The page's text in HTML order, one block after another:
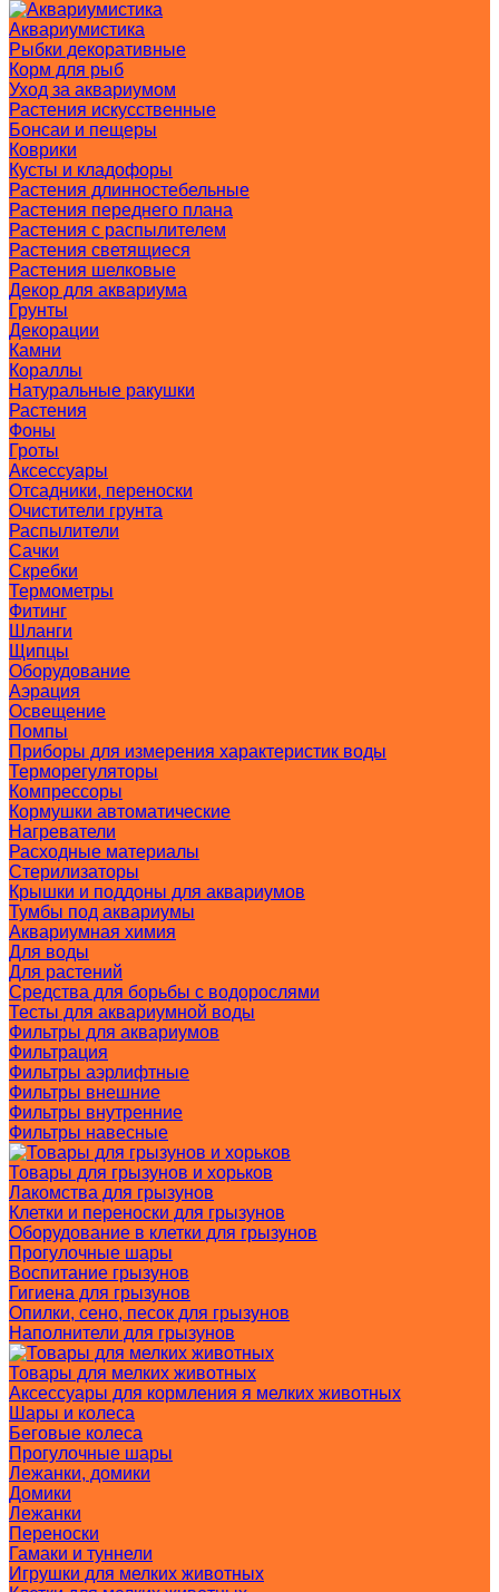
Аквариумистика
Рыбки декоративные
Корм для рыб
Уход за аквариумом
Растения искусственные
Бонсаи и пещеры
Коврики
Кусты и кладофоры
Растения длинностебельные
Растения переднего плана
Растения с распылителем
Растения светящиеся
Растения шелковые
Декор для аквариума
Грунты
Декорации
Камни
Кораллы
Натуральные ракушки
Растения
Фоны
Гроты
Аксессуары
Отсадники, переноски
Очистители грунта
Распылители
Сачки
Скребки
Термометры
Фитинг
Шланги
Щипцы
Оборудование
Аэрация
Освещение
Помпы
Приборы для измерения характеристик воды
Терморегуляторы
Компрессоры
Кормушки автоматические
Нагреватели
Расходные материалы
Стерилизаторы
Крышки и поддоны для аквариумов
Тумбы под аквариумы
Аквариумная химия
Для воды
Для растений
Средства для борьбы с водорослями
Тесты для аквариумной воды
Фильтры для аквариумов
Фильтрация
Фильтры аэрлифтные
Фильтры внешние
Фильтры внутренние
Фильтры навесные
Товары для грызунов и хорьков
Лакомства для грызунов
Клетки и переноски для грызунов
Оборудование в клетки для грызунов
Прогулочные шары
Воспитание грызунов
Гигиена для грызунов
Опилки, сено, песок для грызунов
Наполнители для грызунов
Товары для мелких животных
Аксессуары для кормления я мелких животных
Шары и колеса
Беговые колеса
Прогулочные шары
Лежанки, домики
Домики
Лежанки
Переноски
Гамаки и туннели
Игрушки для мелких животных